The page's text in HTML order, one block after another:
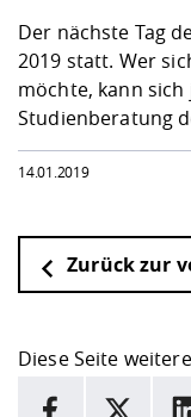
Der nächste Tag
2019 statt. Wer
möchte, kann
Studienberatung
14.01.2019
Zurück zur
Diese Seite
Facebook
X